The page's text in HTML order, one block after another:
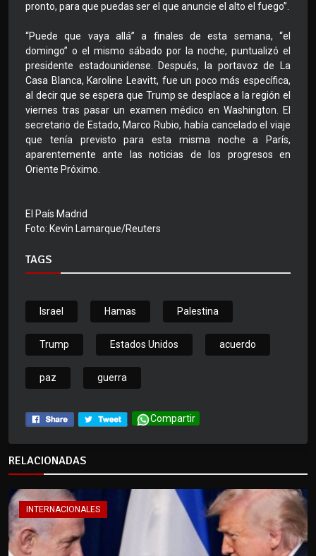
pronto, para que puedas ser el que anuncie el alto el fuego”.
“Puede que vaya allá” a finales de esta semana, “el
domingo” o el mismo sábado por la noche, puntualizó el
presidente estadounidense. Después, la portavoz de La
Casa Blanca, Karoline Leavitt, fue un poco más específica,
al decir que se espera que Trump se desplace a la región el
viernes tras pasar un examen médico en Washington. El
secretario de Estado, Marco Rubio, había cancelado el viaje
que tenía previsto para esta misma noche a París,
aparentemente ante las noticias de los progresos en
Oriente Próximo.
El País Madrid
Foto: Kevin Lamarque/Reuters
TAGS
Israel Hamas Palestina
Trump Estados Unidos acuerdo
paz guerra
Compartir
RELACIONADAS
INTERNACIONALES